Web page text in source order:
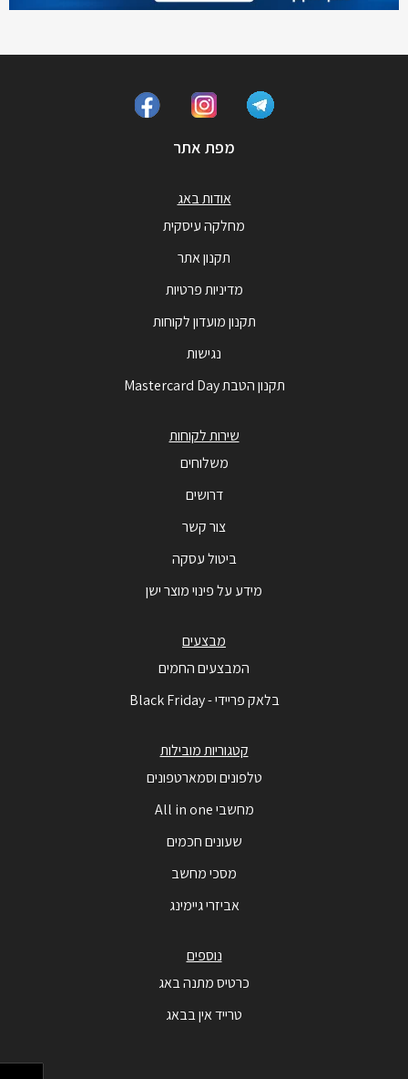
מפת אתר
אודות באג
מחלקה עיסקית
תקנון אתר
מדיניות פרטיות
תקנון מועדון לקוחות
נגישות
תקנון הטבת Mastercard Day
שירות לקוחות
משלוחים
דרושים
צור קשר
ביטול עסקה
מידע על פינוי מוצר ישן
מבצעים
המבצעים החמים
בלאק פריידי - Black Friday
קטגוריות מובילות
טלפונים וסמארטפונים
מחשבי All in one
שעונים חכמים
מסכי מחשב
אביזרי גיימינג
נוספים
כרטיס מתנה באג
טרייד אין בבאג